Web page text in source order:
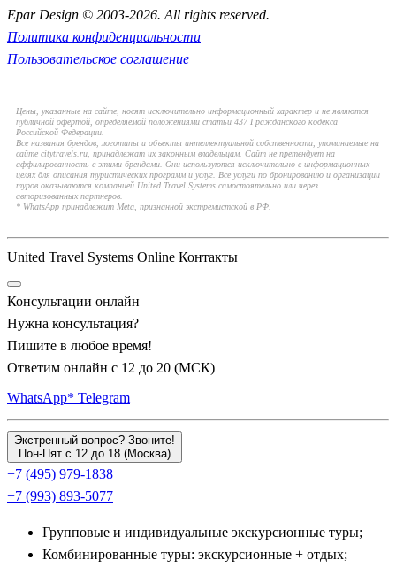
Epar Design © 2003-2026. All rights reserved.
Политика конфиденциальности
Пользовательское соглашение
Цены, указанные на сайте, носят исключительно информационный характер и не являются
публичной офертой, определяемой положениями статьи 437 Гражданского кодекса
Российской Федерации.
Все названия брендов, логотипы и объекты интеллектуальной собственности, упоминаемые на
сайте citytravels.ru, принадлежат их законным владельцам. Сайт не претендует на
аффилированность с этими брендами. Они используются исключительно в информационных
целях для описания туристических программ и услуг. Все услуги по бронированию и организации
туров оказываются компанией United Travel Systems самостоятельно или через
авторизованных партнеров.
* WhatsApp принадлежит Meta, признанной экстремистской в РФ.
United Travel Systems Online Контакты
Консультации онлайн
Нужна консультация?
Пишите в любое время!
Ответим онлайн с 12 до 20 (МСК)
WhatsApp* Telegram
Экстренный вопрос? Звоните!
Пон-Пят с 12 до 18 (Москва)
+7 (495) 979-1838
+7 (993) 893-5077
Групповые и индивидуальные экскурсионные туры;
Комбинированные туры: экскурсионные + отдых;